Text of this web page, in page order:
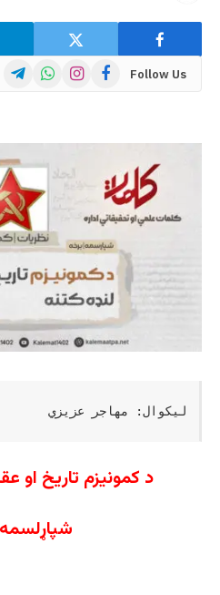
Follow Us
Facebook
Instagram
WhatsApp
لیکوال: مهاجر عزیزي
د کمونیزم تاریخ او